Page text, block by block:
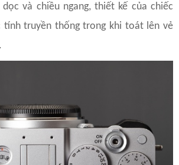
và chiều ngang, thiết kế của chiếc
tính truyền thống trong khi toát lên vẻ